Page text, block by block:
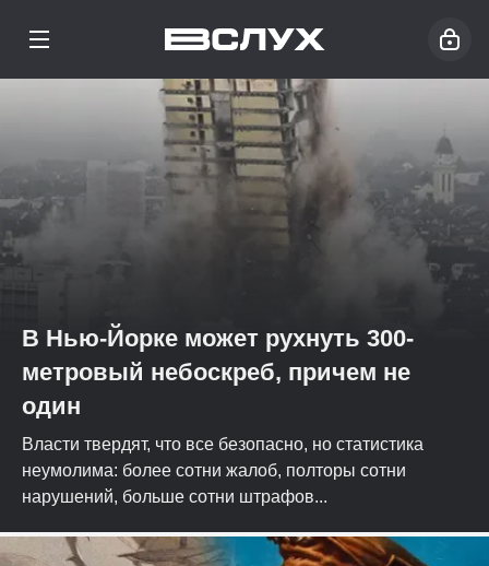
В Нью-Йорке может рухнуть 300-
метровый небоскреб, причем не
один
Власти твердят, что все безопасно, но статистика
неумолима: более сотни жалоб, полторы сотни
нарушений, больше сотни штрафов...